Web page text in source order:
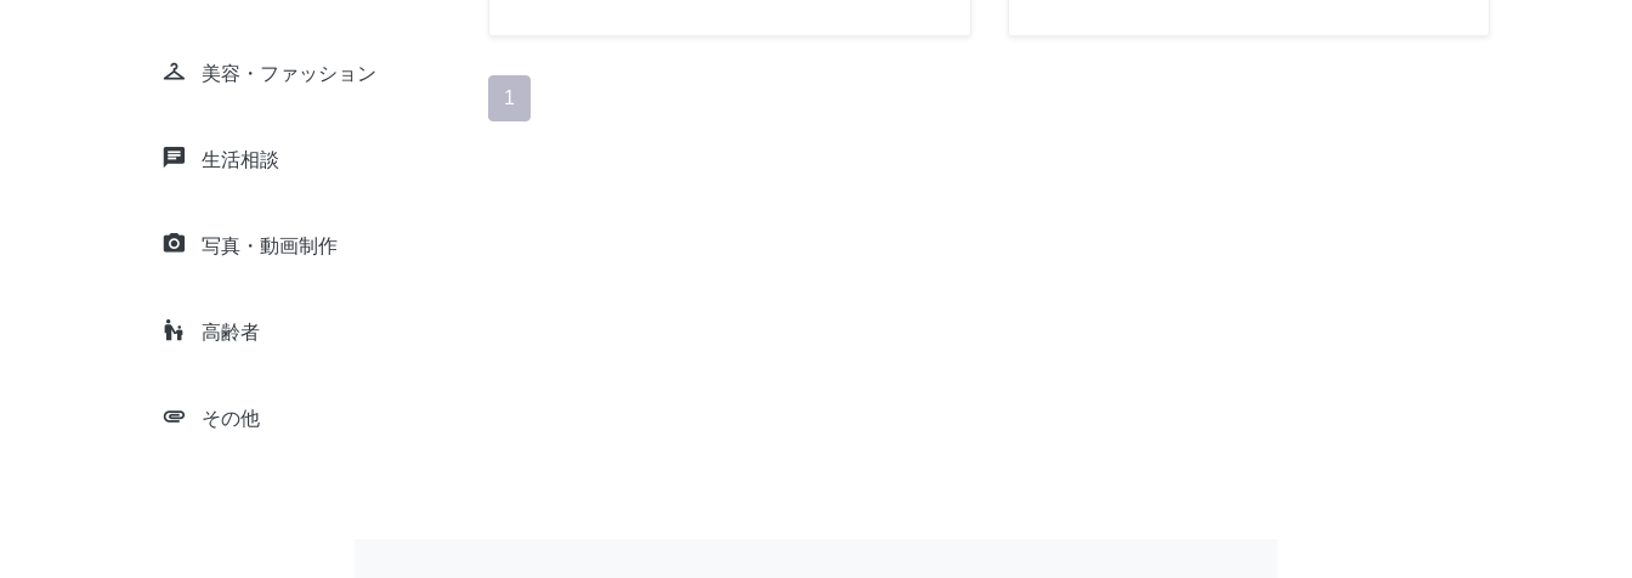
checkroom 美容・ファッション
chat 生活相談
camera_alt 写真・動画制作
escalator_warning 高齢者
attachment その他
1